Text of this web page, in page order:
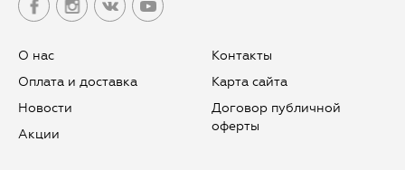
О нас
Оплата и доставка
Новости
Aкции
Контакты
Карта сайта
Договор публичной
оферты